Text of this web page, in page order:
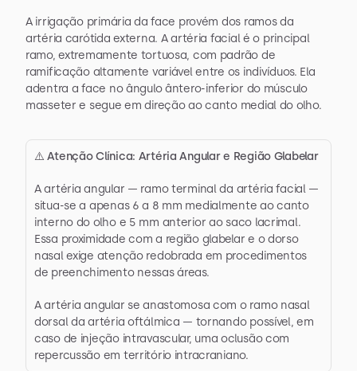
A irrigação primária da face provém dos ramos da
artéria carótida externa. A artéria facial é o principal
ramo, extremamente tortuosa, com padrão de
ramificação altamente variável entre os indivíduos. Ela
adentra a face no ângulo ântero-inferior do músculo
masseter e segue em direção ao canto medial do olho.
⚠️ Atenção Clínica: Artéria Angular e Região Glabelar
A artéria angular — ramo terminal da artéria facial —
situa-se a apenas 6 a 8 mm medialmente ao canto
interno do olho e 5 mm anterior ao saco lacrimal.
Essa proximidade com a região glabelar e o dorso
nasal exige atenção redobrada em procedimentos
de preenchimento nessas áreas.
A artéria angular se anastomosa com o ramo nasal
dorsal da artéria oftálmica — tornando possível, em
caso de injeção intravascular, uma oclusão com
repercussão em território intracraniano.